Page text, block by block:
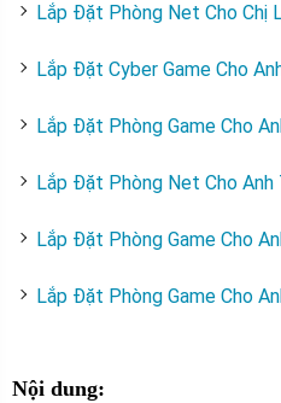
Lắp Đặt Phòng Net Cho Chị
Lắp Đặt Cyber Game Cho
Lắp Đặt Phòng Game Cho
Lắp Đặt Phòng Net Cho
Lắp Đặt Phòng Game Cho
Lắp Đặt Phòng Game Cho
Nội dung: